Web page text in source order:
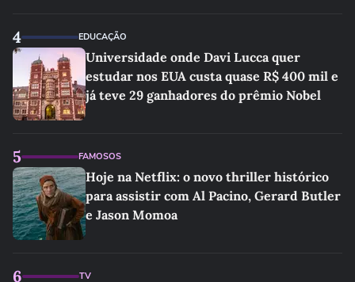
4 EDUCAÇÃO
Universidade onde Davi Lucca quer
estudar nos EUA custa quase R$ 400 mil e
já teve 29 ganhadores do prêmio Nobel
5 FAMOSOS
Hoje na Netflix: o novo thriller histórico
para assistir com Al Pacino, Gerard Butler
e Jason Momoa
6 TV